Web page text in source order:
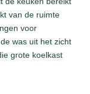
van de ruimte
voor
was uit het zicht
grote koelkast